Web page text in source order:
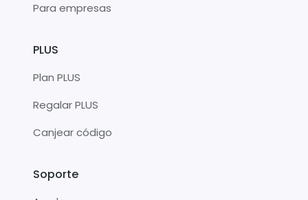
Para empresas
PLUS
Plan PLUS
Regalar PLUS
Canjear código
Soporte